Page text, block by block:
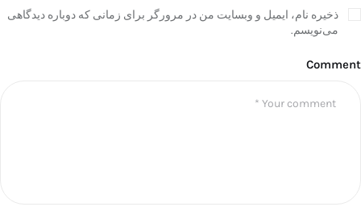
ذخیره نام، ایمیل و وبسایت من در مرورگر برای زمانی که دوباره دیدگاهی
می‌نویسم.
Comment